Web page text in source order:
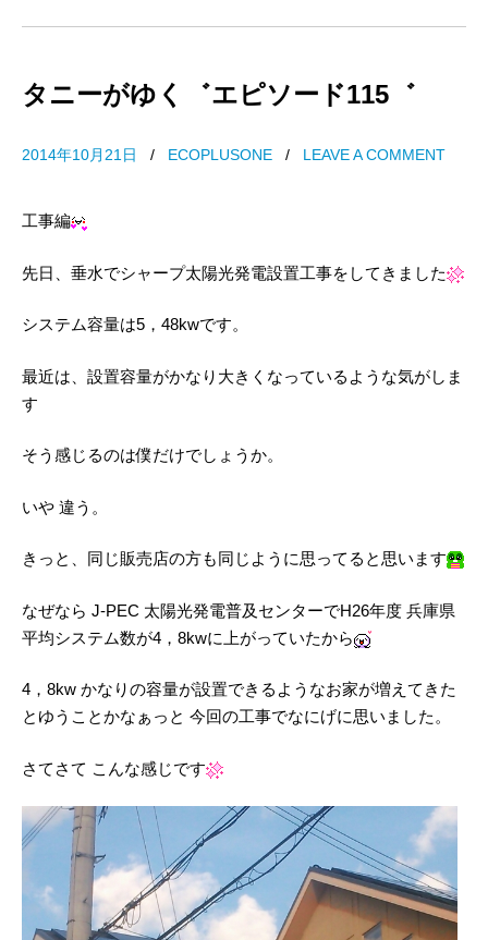
タニーがゆく゛エピソード115゛
2014年10月21日 / ECOPLUSONE / LEAVE A COMMENT
工事編
先日、垂水でシャープ太陽光発電設置工事をしてきました
システム容量は5，48kwです。
最近は、設置容量がかなり大きくなっているような気がしま
す
そう感じるのは僕だけでしょうか。
いや 違う。
きっと、同じ販売店の方も同じように思ってると思います
なぜなら J‐PEC 太陽光発電普及センターでH26年度 兵庫県
平均システム数が4，8kwに上がっていたから
4，8kw かなりの容量が設置できるようなお家が増えてきた
とゆうことかなぁっと 今回の工事でなにげに思いました。
さてさて こんな感じです